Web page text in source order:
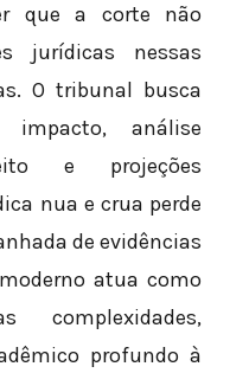
que a corte não
jurídicas nessas
O tribunal busca
impacto, análise
e projeções
nua e crua perde
de evidências
atua como
complexidades,
profundo à